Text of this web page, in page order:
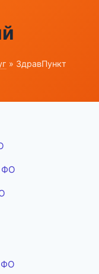
» ЗдравПункт
ФО
ФО